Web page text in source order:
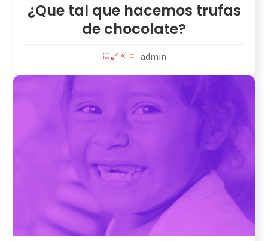
¿Que tal que hacemos trufas
de chocolate?
admin